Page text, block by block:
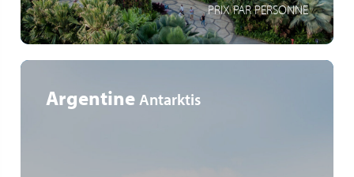
PRIX PAR PERSONNE
Argentine Antarktis